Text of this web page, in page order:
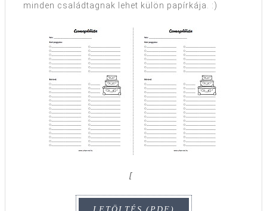
minden családtagnak lehet külön papírkája. :)
[